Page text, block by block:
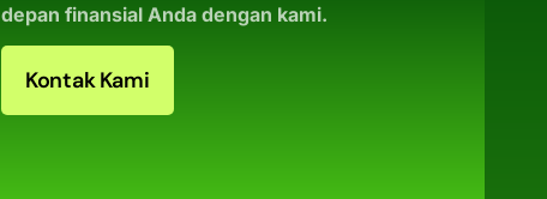
depan finansial Anda dengan kami.
Kontak Kami